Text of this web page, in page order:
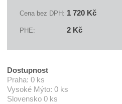
A
C
B
P
3
Cena bez DPH: 1 720 Kč
PHE: 2 Kč
Dostupnost
Praha: 0 ks
Vysoké Mýto: 0 ks
Slovensko 0 ks